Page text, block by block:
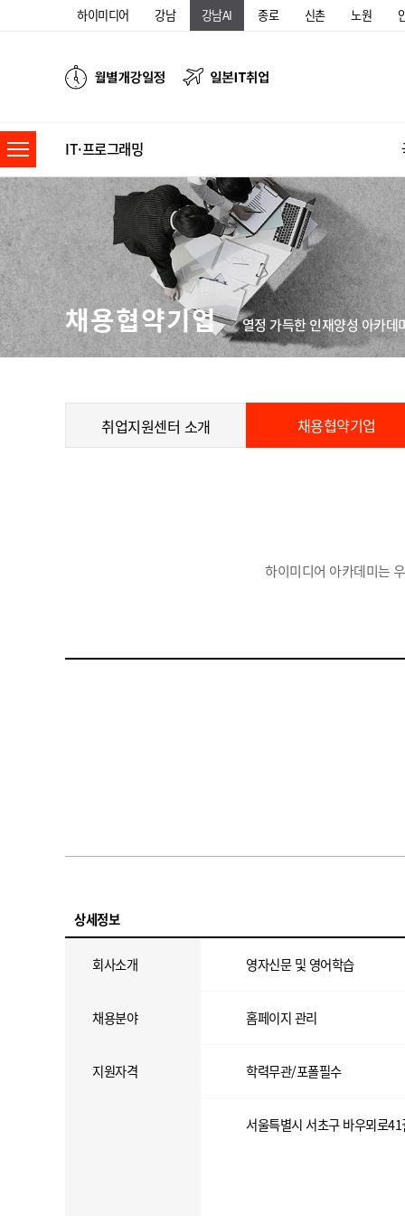
하이미디어 강남 강남AI 종로 신촌 노원
IT·프로그래밍
채용협약기업 열정 가득한 인재양성 아카데
취업지원센터 소개 채용협약기업
하이미디어 아카데미는
상세정보
회사소개 영자신문 및 영어학습
채용분야 홈페이지 관리
지원자격 학력무관/포폴필수
서울특별시 서초구 바우뫼로